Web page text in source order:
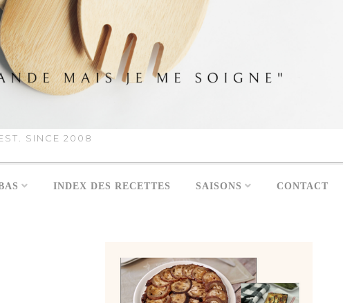
SINCE 2008
INDEX DES RECETTES SAISONS CONTACT